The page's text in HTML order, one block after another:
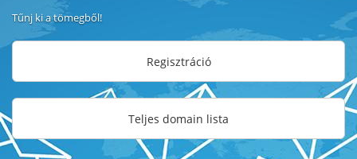
Tűnj ki a tömegből!
Regisztráció
Teljes domain lista